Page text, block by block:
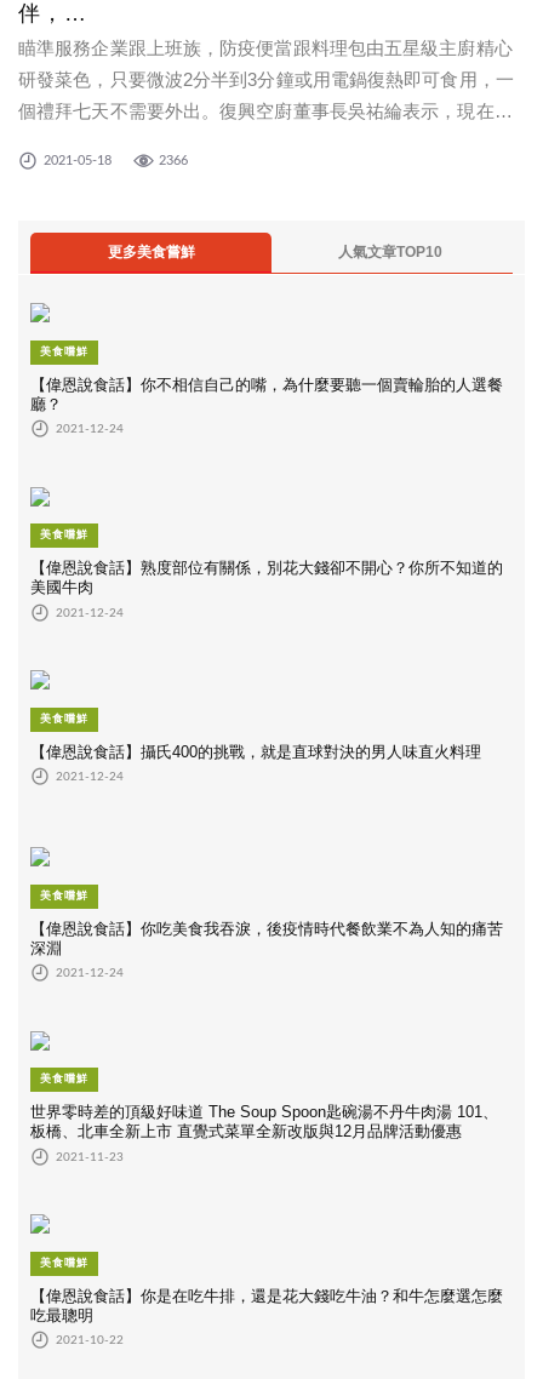
伴，
旗下復興空廚每日捐600個現做愛心便當力挺
瞄準服務企業跟上班族，防疫便當跟料理包由五星級主廚精心
研發菜色，只要微波2分半到3分鐘或用電鍋復熱即可食用，一
個禮拜七天不需要外出。復興空廚董事長吳祐綸表示，現在不
務企業用戶與一般家庭需求，復興空廚疫情期間努力研發7款4
2021-05-18 2366
更多美食嘗鮮 人氣文章TOP10
美食嚐鮮
【偉恩說食話】你不相信自己的嘴，為什麼要聽一個賣輪胎的人選餐
廳？
2021-12-24
美食嚐鮮
【偉恩說食話】熟度部位有關係，別花大錢卻不開心？你所不知道的
美國牛肉
2021-12-24
美食嚐鮮
【偉恩說食話】攝氏400的挑戰，就是直球對決的男人味直火料理
2021-12-24
美食嚐鮮
【偉恩說食話】你吃美食我吞淚，後疫情時代餐飲業不為人知的痛苦
深淵
2021-12-24
美食嚐鮮
世界零時差的頂級好味道 The Soup Spoon匙碗湯不丹牛肉湯 101、
板橋、北車全新上市 直覺式菜單全新改版與12月品牌活動優惠
2021-11-23
美食嚐鮮
【偉恩說食話】你是在吃牛排，還是花大錢吃牛油？和牛怎麼選怎麼
吃最聰明
2021-10-22